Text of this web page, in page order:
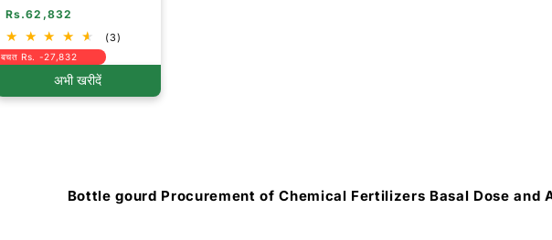
Rs.62,832
(3)
बचत Rs. -27,832
अभी खरीदें
Bottle gourd Procurement of Chemical Fertilizers Basal Dose and